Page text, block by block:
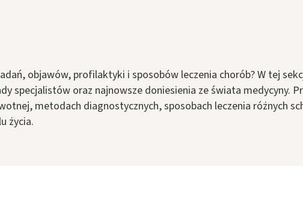
objawów, profilaktyki i sposobów leczenia chorób? W tej
specjalistów oraz najnowsze doniesienia ze świata medycyny.
metodach diagnostycznych, sposobach leczenia różnych
życia.